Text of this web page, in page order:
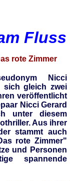
Fluss
rote Zimmer
Nicci
sich gleich zwei
veröffentlicht
Nicci Gerard
unter diesem
Aus ihrer
stammt auch
rote Zimmer"
und Personen
spannende